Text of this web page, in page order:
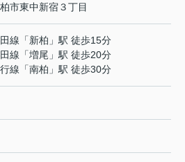
柏市東中新宿３丁目
線 「新柏 」駅 徒歩15分
線 「増尾 」駅 徒歩20分
線 「南柏 」駅 徒歩30分